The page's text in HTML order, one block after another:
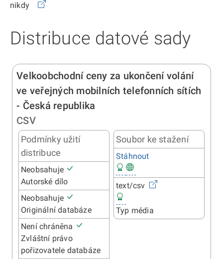
nikdy
Distribuce datové sady
Velkoobchodní ceny za ukončení volání
ve veřejných mobilních telefonních sítích
- Česká republika
CSV
Podmínky užití
distribuce
Neobsahuje
Autorské dílo
Neobsahuje
Originální databáze
Není chráněna
Zvláštní právo
pořizovatele databáze
Soubor ke stažení
Stáhnout
text/csv
Typ média